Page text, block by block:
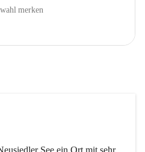
merken
See ein Ort mit sehr